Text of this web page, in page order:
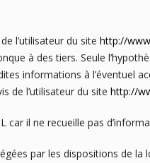
l’utilisateur du site http://
à des tiers. Seule
informations à l’éventuel
de l’utilisateur du site http://
car il ne recueille pas
par les dispositions de